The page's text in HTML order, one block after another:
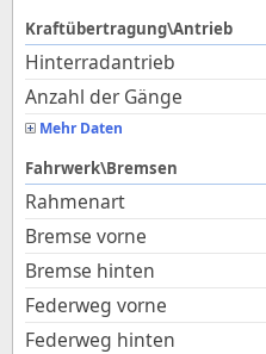
Kraftübertragung\Antrieb
Hinterradantrieb
Anzahl der Gänge
Mehr Daten
Fahrwerk\Bremsen
Rahmenart
Bremse vorne
Bremse hinten
Federweg vorne
Federweg hinten